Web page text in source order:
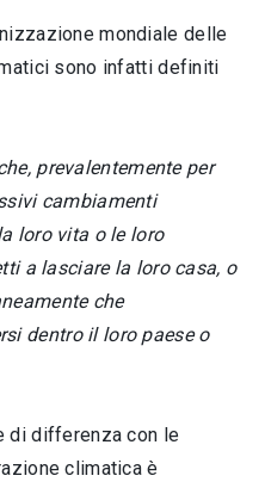
mondiale delle
sono infatti definiti
prevalentemente per
cambiamenti
loro vita o le loro
a lasciare la loro casa, o
che
dentro il loro paese o
di differenza con le
climatica è